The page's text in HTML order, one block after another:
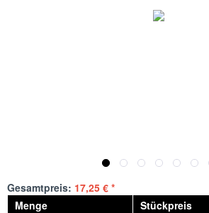
Gesamtpreis: 17,25 € *
Menge
Stückpreis